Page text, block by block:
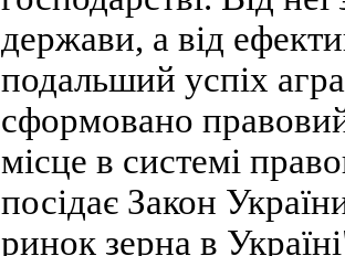
держави, а від
подальший успіх
сформовано
місце в системі
посідає Закон
ринок зерна в